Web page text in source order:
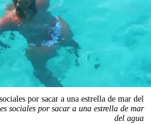
por sacar a una estrella de mar del
sociales por sacar a una estrella de mar
del agua